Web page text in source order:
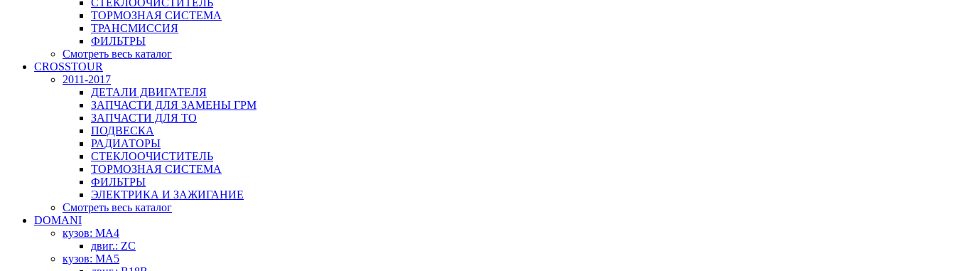
СТЕКЛООЧИСТИТЕЛЬ
ТОРМОЗНАЯ СИСТЕМА
ТРАНСМИССИЯ
ФИЛЬТРЫ
Смотреть весь каталог
CROSSTOUR
2011-2017
ДЕТАЛИ ДВИГАТЕЛЯ
ЗАПЧАСТИ ДЛЯ ЗАМЕНЫ ГРМ
ЗАПЧАСТИ ДЛЯ ТО
ПОДВЕСКА
РАДИАТОРЫ
СТЕКЛООЧИСТИТЕЛЬ
ТОРМОЗНАЯ СИСТЕМА
ФИЛЬТРЫ
ЭЛЕКТРИКА И ЗАЖИГАНИЕ
Смотреть весь каталог
DOMANI
кузов: MA4
двиг.: ZC
кузов: MA5